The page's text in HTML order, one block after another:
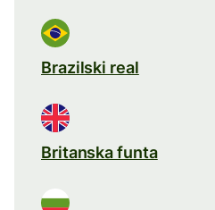
Brazilski real
Britanska funta